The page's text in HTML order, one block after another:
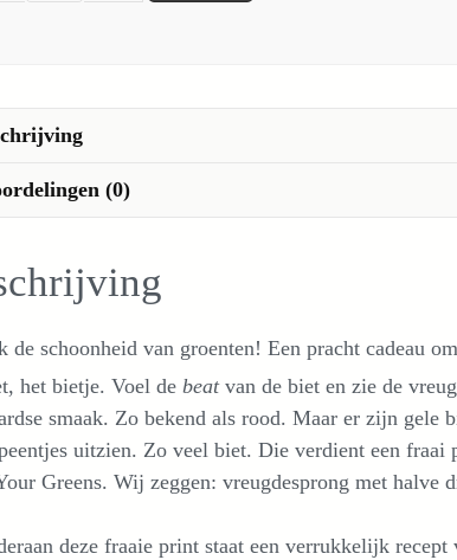
Vreugdesprong
(0)
de schoonheid van groenten! Een pracht cadeau
het bietje. Voel de beatvan de biet en zie de
smaak. Zo bekend als rood. Maar er zijn
uitzien. Zo veel biet. Die verdient een
Greens. Wij zeggen: vreugdesprong met halve
deze fraaie print staat een verrukkelijk recept